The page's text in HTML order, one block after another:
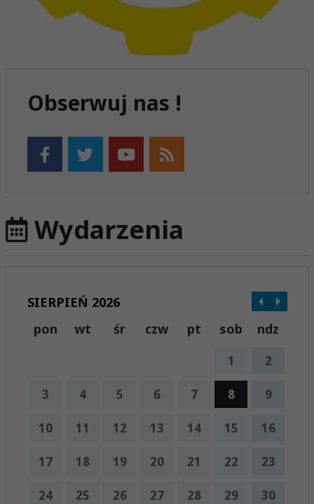
Obserwuj nas !
Wydarzenia
SIERPIEŃ 2026
pon
wt śr czw pt sob ndz
1 2
3 4 5 6 7 8 9
10 11 12 13 14 15 16
17 18 19 20 21 22 23
24 25 26 27 28 29 30